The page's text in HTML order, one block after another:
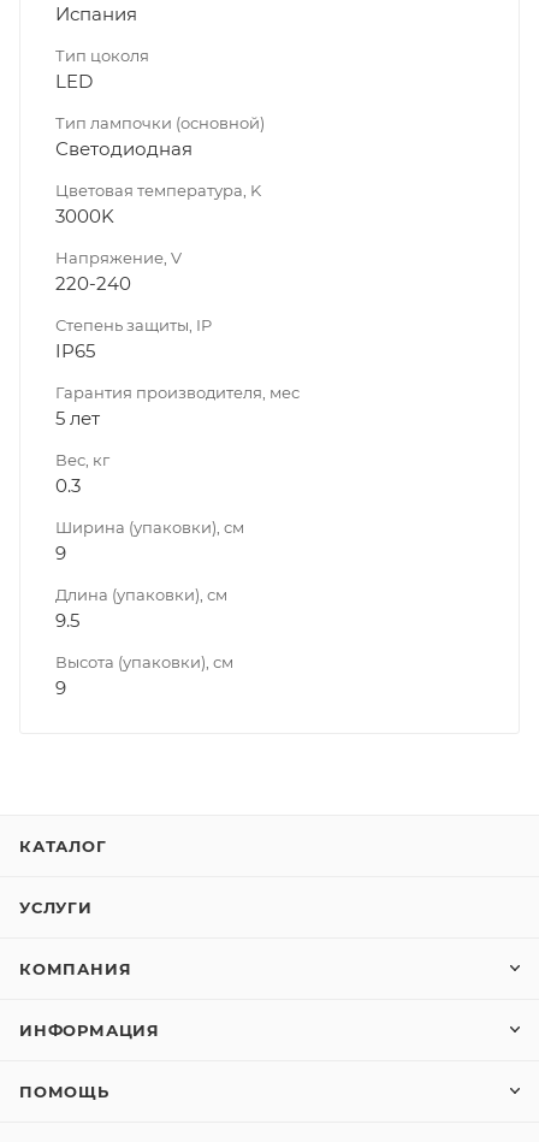
Испания
Тип цоколя
LED
Тип лампочки (основной)
Светодиодная
Цветовая температура, K
3000K
Напряжение, V
220-240
Степень защиты, IP
IP65
Гарантия производителя, мес
5 лет
Вес, кг
0.3
Ширина (упаковки), см
9
Длина (упаковки), см
9.5
Высота (упаковки), см
9
КАТАЛОГ
УСЛУГИ
КОМПАНИЯ
ИНФОРМАЦИЯ
ПОМОЩЬ